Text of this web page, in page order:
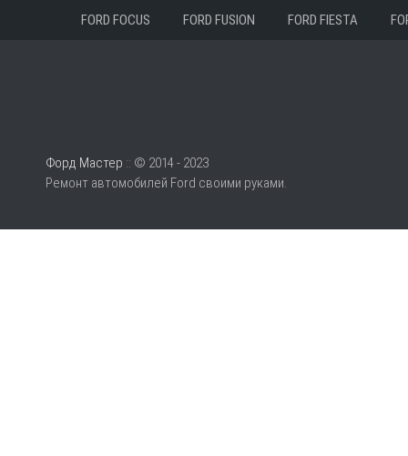
FORD FOCUS FORD FUSION FORD FIESTA
Форд Мастер :: © 2014 - 2023
Ремонт автомобилей Ford своими руками.